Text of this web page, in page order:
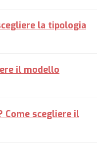
la tipologia
il modello
Come scegliere il